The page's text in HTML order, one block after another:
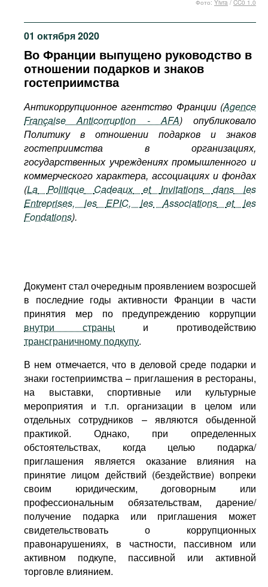
Подкасты
Книжная полка
01 октября 2020
Во Франции выпущено руководство в
отношении подарков и знаков
гостеприимства
Антикоррупционное агентство Франции (Agence
Française Anticorruption - AFA) опубликовало
Политику в отношении подарков и знаков
гостеприимства в организациях,
государственных учреждениях промышленного и
коммерческого характера, ассоциациях и фондах
(La Politique Cadeaux et Invitations dans
les
Entreprises, les EPIC,les Associations et
les
Fondations).
Фото: Yivra / CC0 1.0
Документ стал очередным проявлением возросшей
в последние годы активности Франции в части
принятия мер по предупреждению коррупции
внутри страны и противодействию
трансграничному подкупу.
В нем отмечается, что в деловой среде подарки и
знаки гостеприимства – приглашения в рестораны,
на выставки, спортивные или культурные
мероприятия и т.п. организации в целом или
отдельных сотрудников – являются обыденной
практикой. Однако, при определенных
обстоятельствах, когда целью подарка/
приглашения является оказание влияния на
принятие лицом действий (бездействие) вопреки
своим юридическим, договорным или
профессиональным обязательствам, дарение/
получение подарка или приглашения может
свидетельствовать о коррупционных
правонарушениях, в частности, пассивном или
активном подкупе, пассивной или активной
торговле влиянием.